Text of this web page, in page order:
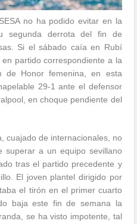
no ha podido evitar en la
segunda derrota del fin de
Si el sábado caía en Rubí
partido correspondiente a la
de Honor femenina, en esta
29-1 ante el defensor
en choque pendiente del
cuajado de internacionales, no
superar a un equipo sevillano
tras el partido precedente y
El joven plantel dirigido por
el tirón en el primer cuarto
baja este fin de semana la
se ha visto impotente, tal